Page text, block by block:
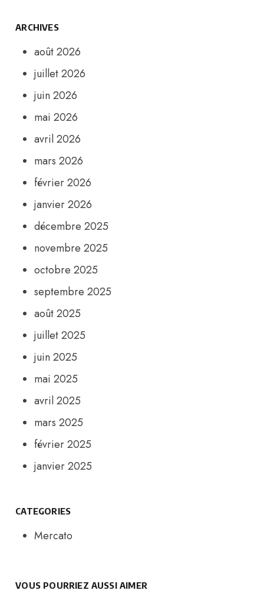
ARCHIVES
août 2026
juillet 2026
juin 2026
mai 2026
avril 2026
mars 2026
février 2026
janvier 2026
décembre 2025
novembre 2025
octobre 2025
septembre 2025
août 2025
juillet 2025
juin 2025
mai 2025
avril 2025
mars 2025
février 2025
janvier 2025
CATEGORIES
Mercato
VOUS POURRIEZ AUSSI AIMER